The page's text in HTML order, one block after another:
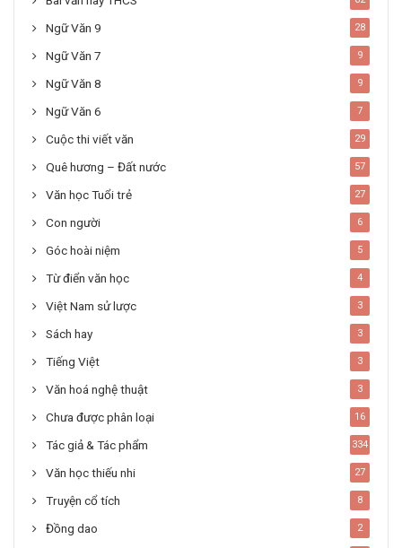
Ngữ Văn 9 28
Ngữ Văn 7 9
Ngữ Văn 8 9
Ngữ Văn 6 7
Cuộc thi viết văn 29
Quê hương – Đất nước 57
Văn học Tuổi trẻ 27
Con người 6
Góc hoài niệm 5
Từ điển văn học 4
Việt Nam sử lược 3
Sách hay 3
Tiếng Việt 3
Văn hoá nghệ thuật 3
Chưa được phân loại 16
Tác giả & Tác phẩm 334
Văn học thiếu nhi 27
Truyện cổ tích 8
Đồng dao 2